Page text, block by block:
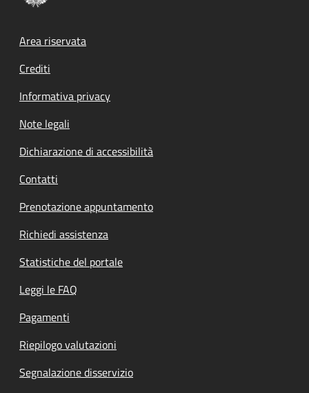
Footer menu
Area riservata
Crediti
Informativa privacy
Note legali
Dichiarazione di accessibilità
Contatti
Prenotazione appuntamento
Richiedi assistenza
Statistiche del portale
Leggi le FAQ
Pagamenti
Riepilogo valutazioni
Segnalazione disservizio